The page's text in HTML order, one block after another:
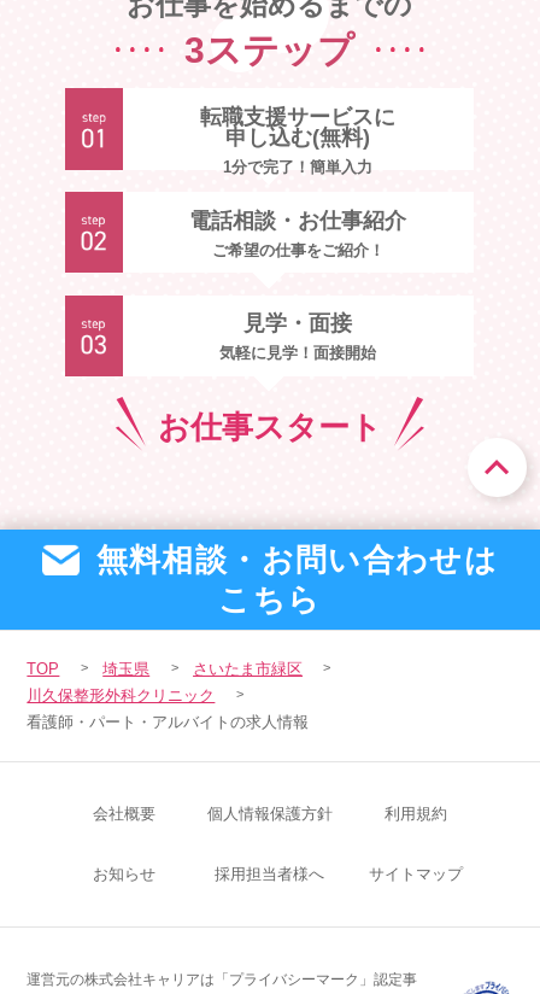
3ステップ
転職支援サービスに
申し込む(無料)
1分で完了！簡単入力
電話相談・お仕事紹介
ご希望の仕事をご紹介！
見学・面接
気軽に見学！面接開始
お仕事スタート
無料相談・お問い合わせは
こちら
TOP 埼玉県
さいたま市緑区
川久保整形外科クリニック
看護師・パート・アルバイトの求人情報
会社概要 個人情報保護方針 利用規約
お知らせ 採用担当者様へ サイトマップ
運営元の株式会社キャリアは「プライバシーマーク」認定事